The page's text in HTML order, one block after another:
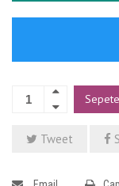
Tweet